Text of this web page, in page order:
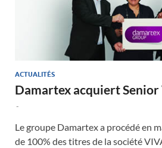
ACTUALITÉS
Damartex acquiert
-
Le groupe Damartex a procédé en
de 100% des titres de la société